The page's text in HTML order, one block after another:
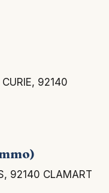
CURIE, 92140
92140 CLAMART